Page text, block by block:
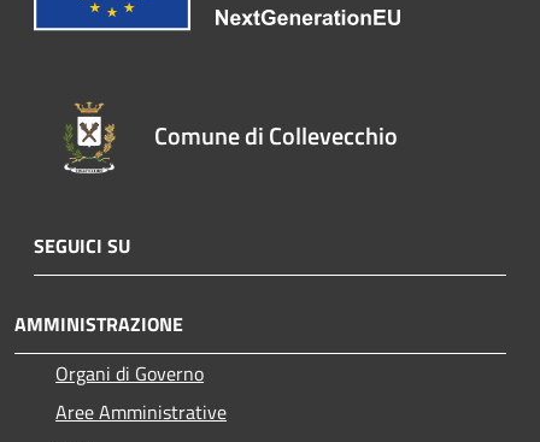
Comune di Collevecchio
SEGUICI SU
AMMINISTRAZIONE
Organi di Governo
Aree Amministrative